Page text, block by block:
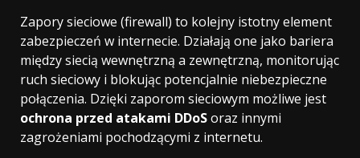
Zapory sieciowe (firewall) to kolejny istotny element
zabezpieczeń w internecie. Działają one jako bariera
między siecią wewnętrzną a zewnętrzną, monitorując
ruch sieciowy i blokując potencjalnie niebezpieczne
połączenia. Dzięki zaporom sieciowym możliwe jest
ochrona przed atakami DDoSoraz innymi
zagrożeniami pochodzącymi z internetu.